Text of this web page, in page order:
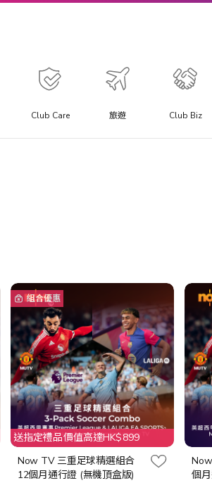
Club Care 旅遊 Club Biz
組合優惠
送指定禮品價值高達HK$899
Now TV 三重足球精選組合
12個月通行證 (無機頂盒版)
個